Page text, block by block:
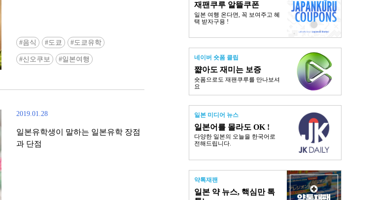
음식 도쿄 도쿄유학
신오쿠보 일본여행
2019.01.28
일본유학생이 말하는 일본유학 장점
과 단점
재팬쿠루 알뜰쿠폰
일본 여행 온다면, 꼭 보여주고 혜
택 받자구용 !
네이버 숏폼 클립
쨟아도 재미는 보증
숏폼으로도 재팬쿠루를 만나보셔
요
일본 미디어 뉴스
일본어를 몰라도 OK !
다양한 일본의 오늘을 한국어로
전해드립니다.
약톡재팬
일본 약 뉴스, 핵심만 톡